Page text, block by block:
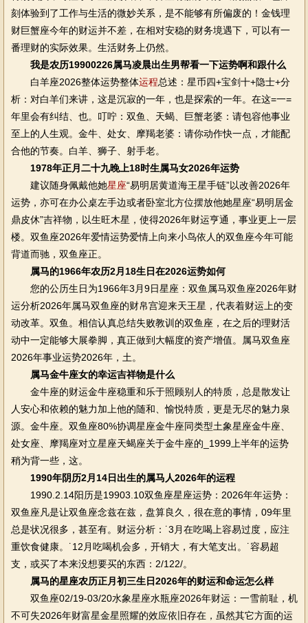
刻体验到了工作与生活的微妙关系，是不能够有所偏废的！金钱理
财巨蟹座今年的财运并不差，在相对安稳的财务境遇下，可以有一
番理财的实际效果。生活财务上仍然。
我是农历19900226属马凌晨出生男帮看一下运势啊和跟什么
白羊座2026整体运势整体运程总述：星币四+宝剑十+隐士+分
析：对白羊们来讲，这是沉寂的一年，也是探索的一年。在这=一=
年里会有纠结、也。叮咛：双鱼、天蝎、巨蟹老婆：请包容他事业
至上的人生观。金牛、处女、摩羯老婆：请你动作快一点，才能配
合他的节奏。白羊、狮子、射手老。
1978年正月二十九晚上18时生属马女2026年运势
建议随身佩戴他她星座“易明居黄道海王星手链”以改善2026年
运势，亦可在办公桌左手边或者卧室北方位摆放他她星座“易明居金
鼎皮休”吉祥物，以生旺木星，使得2026年财运亨通，事业更上一层
楼。双鱼座2026年爱情运势爱情上向来小鸟依人的双鱼座今年可能
背道而驰，双鱼座正。
属马的1966年农历2月18生日在2026运势如何
您的公历生日为1966年3月9日星座：双鱼属马双鱼座2026年财
运分析2026年属马双鱼座的财帛宫迎来天王星，代表着财运上的变
动改革。双鱼。相信认真总结失败教训的双鱼座，在之后的理财活
动中一定能够大展拳脚，真正做到大幅度的资产增值。属马双鱼座
2026年事业运势2026年，土。
属马金牛座女的幸运吉祥物是什么
金牛座的财运金牛座稳重和乐于照顾别人的特质，总是散发让
人安心和依赖的魅力加上他的随和、愉悦特质，更是无尽的魅力泉
源。金牛座。双鱼座80%协调星座金牛座同类型土象星座金牛座、
处女座、摩羯座对立星座天蝎座关于金牛座的_1999上半年的运势
稍为背一些，这。
1990年阴历2月14日出生的属马人2026年的运程
1990.2.14阳历是19903.10双鱼座星座运势：2026年年运势：
双鱼座凡是让双鱼座念兹在兹，盘算良久，很在意的事情，09年里
总是状况很多，甚至有。财运分析：˙3月在吃喝上容易过度，应注
重饮食健康。˙12月吃喝机会多，开销大，有大笔支出。˙容易超
支，或买了本来没想要买的东西：2/122/。
属马的星座农历正月初三生日2026年的财运和命运怎么样
双鱼座02/19-03/20水象星座水瓶座2026年财运：一雪前耻，机
不可失2026年财富星金星照耀的效应依旧存在，虽然其它方面的运